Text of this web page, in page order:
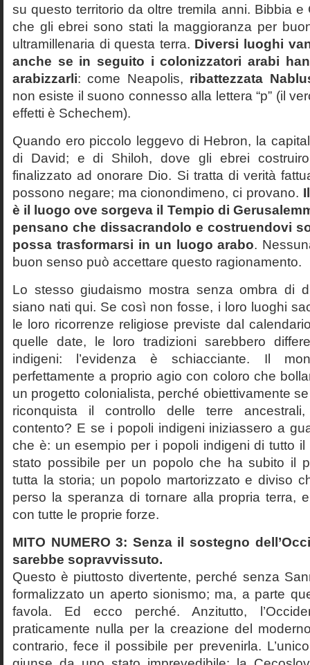
su questo territorio da oltre tremila anni. Bibbia e
che gli ebrei sono stati la maggioranza per
ultramillenaria di questa terra. Diversi luoghi
anche se in seguito i colonizzatori arabi
arabizzarli: come Neapolis, ribattezzata
non esiste il suono connesso alla lettera “p” (il
effetti è Schechem).
Quando ero piccolo leggevo di Hebron, la
di David; e di Shiloh, dove gli ebrei
finalizzato ad onorare Dio. Si tratta di verità
possono negare; ma cionondimeno, ci provano.
è il luogo ove sorgeva il Tempio di
pensano che dissacrandolo e costruendovi
possa trasformarsi in un luogo arabo.
buon senso può accettare questo ragionamento.
Lo stesso giudaismo mostra senza ombra di
siano nati qui. Se così non fosse, i loro luoghi
le loro ricorrenze religiose previste dal
quelle date, le loro tradizioni sarebbero
indigeni: l’evidenza è schiacciante. Il
perfettamente a proprio agio con coloro che
un progetto colonialista, perché obiettivamente
riconquista il controllo delle terre
contento? E se i popoli indigeni iniziassero a
che è: un esempio per i popoli indigeni di tutto
stato possibile per un popolo che ha subito il
tutta la storia; un popolo martorizzato e diviso
perso la speranza di tornare alla propria terra,
con tutte le proprie forze.
MITO NUMERO 3: Senza il sostegno
sarebbe sopravvissuto.
Questo è piuttosto divertente, perché senza
formalizzato un aperto sionismo; ma, a parte
favola. Ed ecco perché. Anzitutto,
praticamente nulla per la creazione del
contrario, fece il possibile per prevenirla.